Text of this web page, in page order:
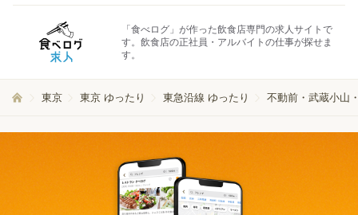
「食べログ」が作った飲食店専門の求人サイトで
す。飲食店の正社員・アルバイトの仕事が探せま
す。
東京 東京 ゆったり 東急沿線 ゆったり 不動前・武蔵小山